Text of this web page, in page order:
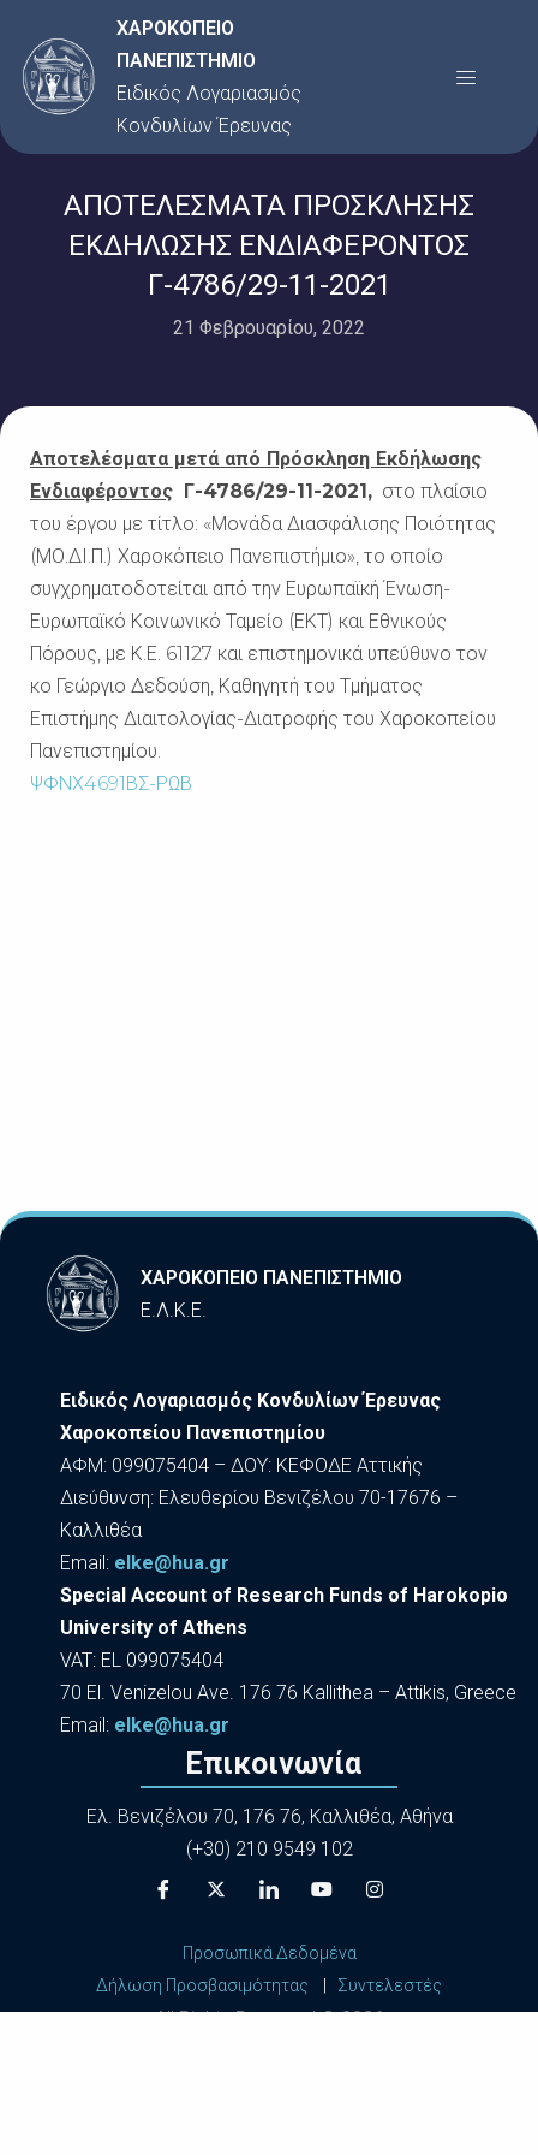
στο
περιεχόμενο
ΧΑΡΟΚΟΠΕΙΟ
ΠΑΝΕΠΙΣΤΗΜΙΟ
Ειδικός Λογαριασμός
Κονδυλίων Έρευνας
Menu
ΑΠΟΤΕΛΕΣΜΑΤΑ ΠΡΟΣΚΛΗΣΗΣ
ΕΚΔΗΛΩΣΗΣ ΕΝΔΙΑΦΕΡΟΝΤΟΣ
Γ-4786/29-11-2021
21 Φεβρουαρίου, 2022
Αποτελέσματα μετά από Πρόσκληση Εκδήλωσης
Ενδιαφέροντος Γ-4786/29-11-2021, στο πλαίσιο
του έργου με τίτλο: «Μονάδα Διασφάλισης Ποιότητας
(ΜΟ.ΔΙ.Π.) Χαροκόπειο Πανεπιστήμιο», το οποίο
συγχρηματοδοτείται από την Ευρωπαϊκή Ένωση-
Ευρωπαϊκό Κοινωνικό Ταμείο (ΕΚΤ) και Εθνικούς
Πόρους, με Κ.Ε. 61127 και επιστημονικά υπεύθυνο τον
κο Γεώργιο Δεδούση, Καθηγητή του Τμήματος
Επιστήμης Διαιτολογίας-Διατροφής του Χαροκοπείου
Πανεπιστημίου.
ΨΦΝΧ4691ΒΣ-ΡΩΒ
ΧΑΡΟΚΟΠΕΙΟ ΠΑΝΕΠΙΣΤΗΜΙΟ
Ε.Λ.Κ.Ε.
Ειδικός Λογαριασμός Κονδυλίων Έρευνας
Χαροκοπείου Πανεπιστημίου
ΑΦΜ: 099075404 – ΔΟΥ: ΚΕΦΟΔΕ Αττικής
Διεύθυνση: Ελευθερίου Βενιζέλου 70-17676 –
Καλλιθέα
Εmail: elke@hua.gr
Special Account of Research Funds of Harokopio
University of Athens
VAT: EL 099075404
70 El. Venizelou Ave. 176 76 Kallithea – Attikis, Greece
Εmail: elke@hua.gr
Επικοινωνία
Ελ. Βενιζέλου 70, 176 76, Καλλιθέα, Αθήνα
(+30) 210 9549 102
Προσωπικά Δεδομένα
Δήλωση Προσβασιμότητας
Συντελεστές
All Rights Reserved ©2026